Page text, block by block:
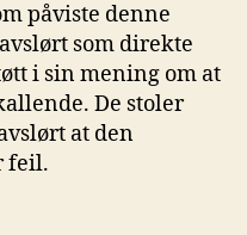
påviste denne
som direkte
i sin mening om at
De stoler
at den
feil.